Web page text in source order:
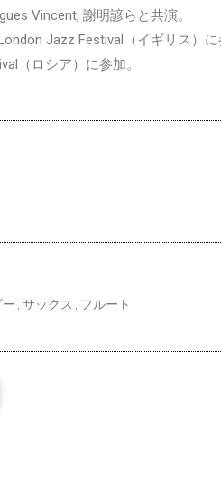
Vincent, 謝明諺らと共演。
Jazz Festival（イギリス）
（ロシア）に参加。
,サックス フルート